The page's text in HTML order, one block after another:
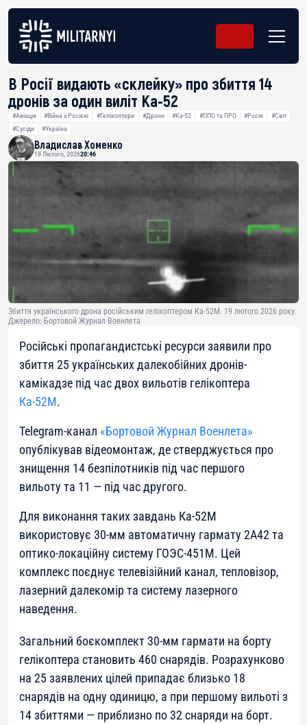
В Росії видають «склейку» про збиття 14
дронів за один виліт Ка-52
#Авіація #Війна з Росією #Гелікоптери #Дрони #Ка-52 #ППО та ПРО #Росія
#Світ
#Сусіди
#Україна
Владислав Хоменко
19 Лютого, 202620:46
Збиття українського дрона російським гелікоптером Ка-52М. 19 лютого 2026 року.
Джерело: Бортовой Журнал Военлета
Російські пропагандистські ресурси заявили про
збиття 25 українських далекобійних дронів-
камікадзе під час двох вильотів гелікоптера
Ка-52М.
Telegram-канал «Бортовой Журнал Военлета»
опублікував відеомонтаж, де стверджується про
знищення 14 безпілотників під час першого
вильоту та 11 — під час другого.
Для виконання таких завдань Ка-52М
використовує 30-мм автоматичну гармату 2А42 та
оптико-локаційну систему ГОЭС-451М. Цей
комплекс поєднує телевізійний канал, тепловізор,
лазерний далекомір та систему лазерного
наведення.
Загальний боєкомплект 30-мм гармати на борту
гелікоптера становить 460 снарядів. Розрахунково
на 25 заявлених цілей припадає близько 18
снарядів на одну одиницю, а при першому вильоті з
14 збиттями — приблизно по 32 снаряди на борт.